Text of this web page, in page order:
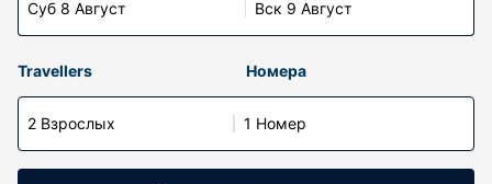
Суб 8 Август Вск 9 Август
Travellers Номера
2 Взрослых 1 Номер